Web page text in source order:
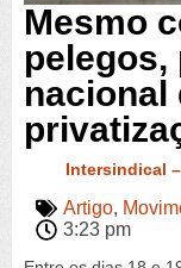
Mesmo
pelegos,
nacional
Intersindical
Artigo,
3:23 pm